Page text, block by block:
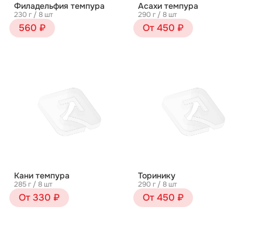
Филадельфия темпура
230 г / 8 шт
560 ₽
Асахи темпура
290 г / 8 шт
От 450 ₽
Кани темпура
285 г / 8 шт
От 330 ₽
Торинику
290 г / 8 шт
От 450 ₽